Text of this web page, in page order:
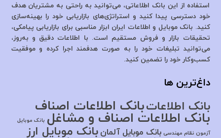
استفاده از این بانک اطلاعاتی، می‌توانید به راحتی به مشتریان هدف
خود دسترسی پیدا کنید و استراتژی‌های بازاریابی خود را بهینه‌سازی
کنید. بانک موبایل و اطلاعات ایران ابزار مناسبی برای بازاریابی پیامکی،
تحقیقات بازار و فروش مستقیم است. با اطلاعات دقیق و به‌روز،
می‌توانید تبلیغات خود را به صورت هدفمند اجرا کرده و موفقیت
کسب‌وکار خود را تضمین کنید.
داغ‌ترین ها
بانک اطلاعاتبانک اطلاعات اصناف
بانک اطلاعات اصناف و مشاغل بانک موبایل
آزمون نظام مهندسی بانک موبایل آلمان بانک موبایل ارز